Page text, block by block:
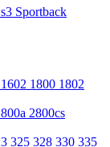
Sportback
1800 1802
2800cs
325 328 330 335